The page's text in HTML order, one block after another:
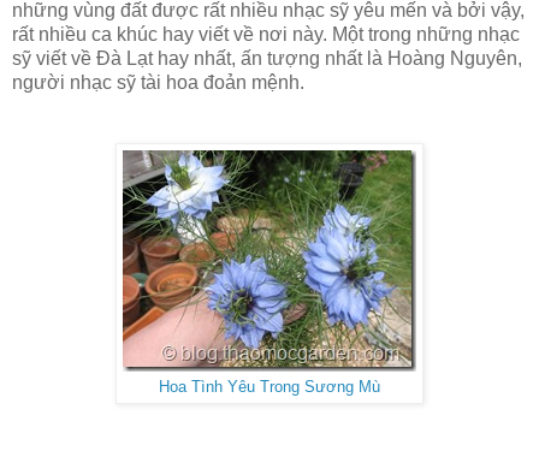
những vùng đất được rất nhiều nhạc sỹ yêu mến và bởi vậy,
rất nhiều ca khúc hay viết về nơi này. Một trong những nhạc
sỹ viết về Đà Lạt hay nhất, ấn tượng nhất là Hoàng Nguyên,
người nhạc sỹ tài hoa đoản mệnh.
Hoa Tình Yêu Trong Sương Mù